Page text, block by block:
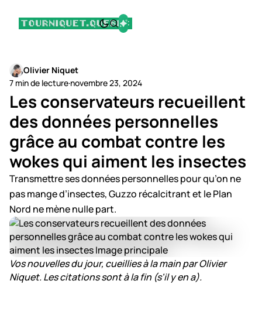
Olivier Niquet
7 min de lecture·novembre 23, 2024
Les conservateurs recueillent
des données personnelles
grâce au combat contre les
wokes qui aiment les insectes
Transmettre ses données personnelles pour qu’on ne
pas mange d’insectes, Guzzo récalcitrant et le Plan
Nord ne mène nulle part.
Vos nouvelles du jour, cueillies à la main par Olivier
Niquet. Les citations sont à la fin (s'il y en a).